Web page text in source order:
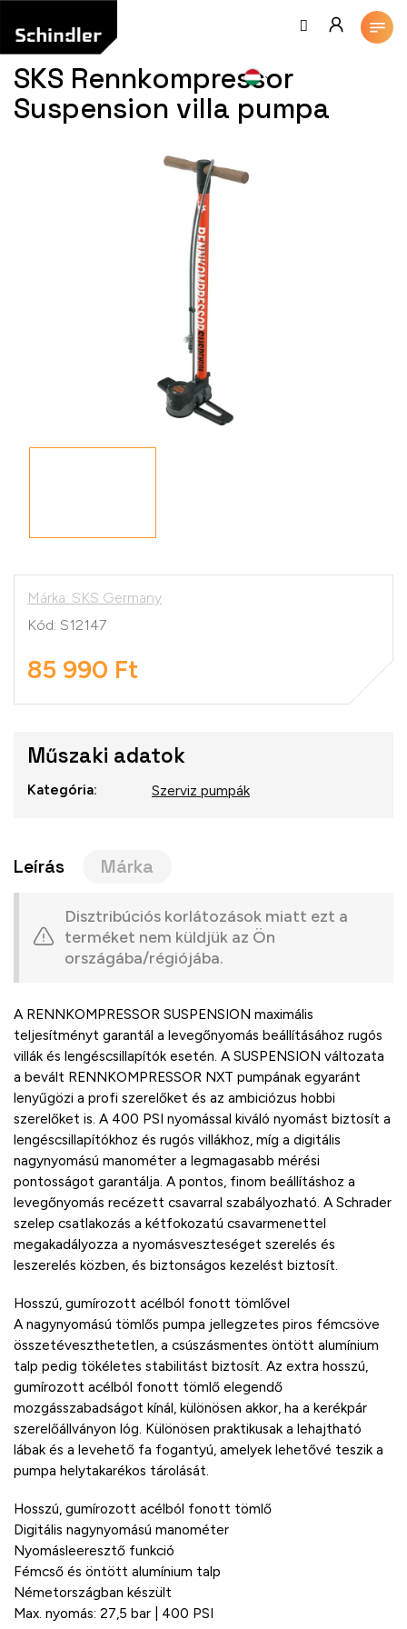
fő
tartalomhoz
SKS Rennkompressor
Suspension villa pumpa
Márka: SKS Germany
Kód: S12147
85 990 Ft
Műszaki adatok
Kategória: Szerviz pumpák
Leírás Márka
Disztribúciós korlátozások miatt ezt a
terméket nem küldjük az Ön
országába/régiójába.
A RENNKOMPRESSOR SUSPENSION maximális
teljesítményt garantál a levegőnyomás beállításához rugós
villák és lengéscsillapítók esetén. A SUSPENSION változata
a bevált RENNKOMPRESSOR NXT pumpának egyaránt
lenyűgözi a profi szerelőket és az ambiciózus hobbi
szerelőket is. A 400 PSI nyomással kiváló nyomást biztosít a
lengéscsillapítókhoz és rugós villákhoz, míg a digitális
nagynyomású manométer a legmagasabb mérési
pontosságot garantálja. A pontos, finom beállításhoz a
levegőnyomás recézett csavarral szabályozható. A Schrader
szelep csatlakozás a kétfokozatú csavarmenettel
megakadályozza a nyomásveszteséget szerelés és
leszerelés közben, és biztonságos kezelést biztosít.
Hosszú, gumírozott acélból fonott tömlővel
A nagynyomású tömlős pumpa jellegzetes piros fémcsöve
összetéveszthetetlen, a csúszásmentes öntött alumínium
talp pedig tökéletes stabilitást biztosít. Az extra hosszú,
gumírozott acélból fonott tömlő elegendő
mozgásszabadságot kínál, különösen akkor, ha a kerékpár
szerelőállványon lóg. Különösen praktikusak a lehajtható
lábak és a levehető fa fogantyú, amelyek lehetővé teszik a
pumpa helytakarékos tárolását.
Hosszú, gumírozott acélból fonott tömlő
Digitális nagynyomású manométer
Nyomásleeresztő funkció
Fémcső és öntött alumínium talp
Németországban készült
Max. nyomás: 27,5 bar | 400 PSI